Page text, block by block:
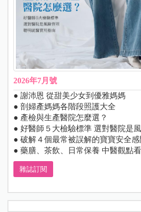
2026年7月號
● 謝沛恩 從甜美少女到優雅媽媽
● 剖婦產媽媽各階段照護大全
● 產檢與生產醫院怎麼選？
● 好醫師５大檢驗標準 選對醫院是
● 破解４個最常被誤解的寶寶安全感
● 藥膳、茶飲、日常保養 中醫觀點
雜誌訂閱